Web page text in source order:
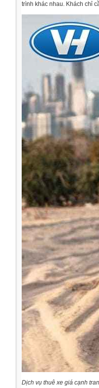
trình khác nhau. Khách chỉ
Dịch vụ thuê xe giá cạnh